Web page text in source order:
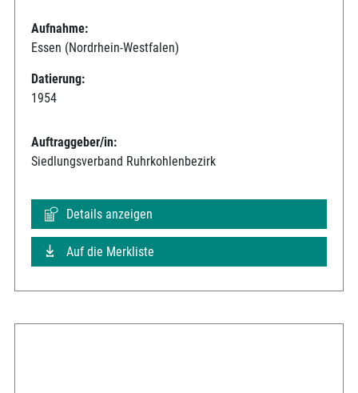
Aufnahme:
Essen (Nordrhein-Westfalen)
Datierung:
1954
Auftraggeber/in:
Siedlungsverband Ruhrkohlenbezirk
Details anzeigen
Auf die Merkliste